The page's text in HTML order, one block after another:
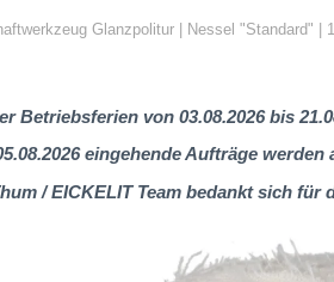
Glanzpolitur | Nessel "Standard" |
Betriebsferien von 03.08.2026 bis
eingehende Aufträge
/ EICKELIT Team bedankt sich für